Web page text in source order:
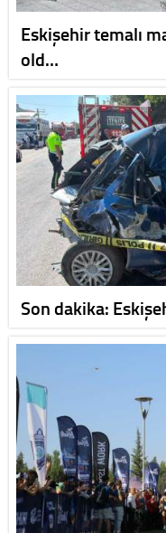
Eskişehir temalı
old…
Son dakika: